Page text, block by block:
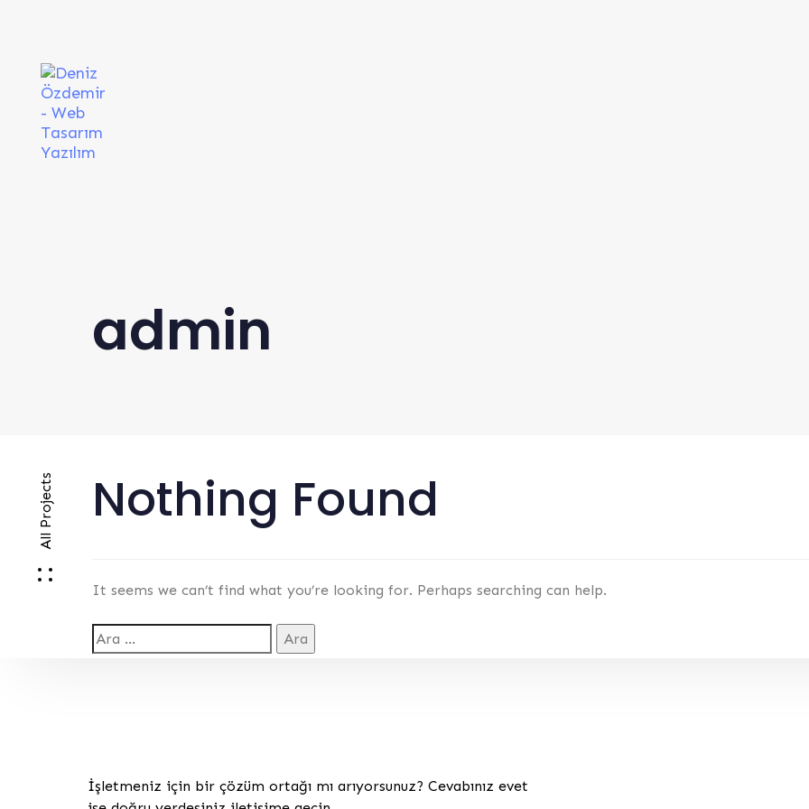
All Projects
admin
Nothing Found
It seems we can’t find what you’re looking for. Perhaps searching can help.
İşletmeniz için bir çözüm ortağı mı arıyorsunuz? Cevabınız evet